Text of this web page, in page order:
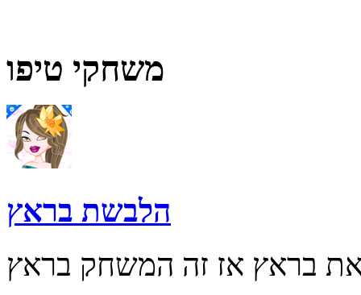
משחקי טיפו
הלבשת בראץ